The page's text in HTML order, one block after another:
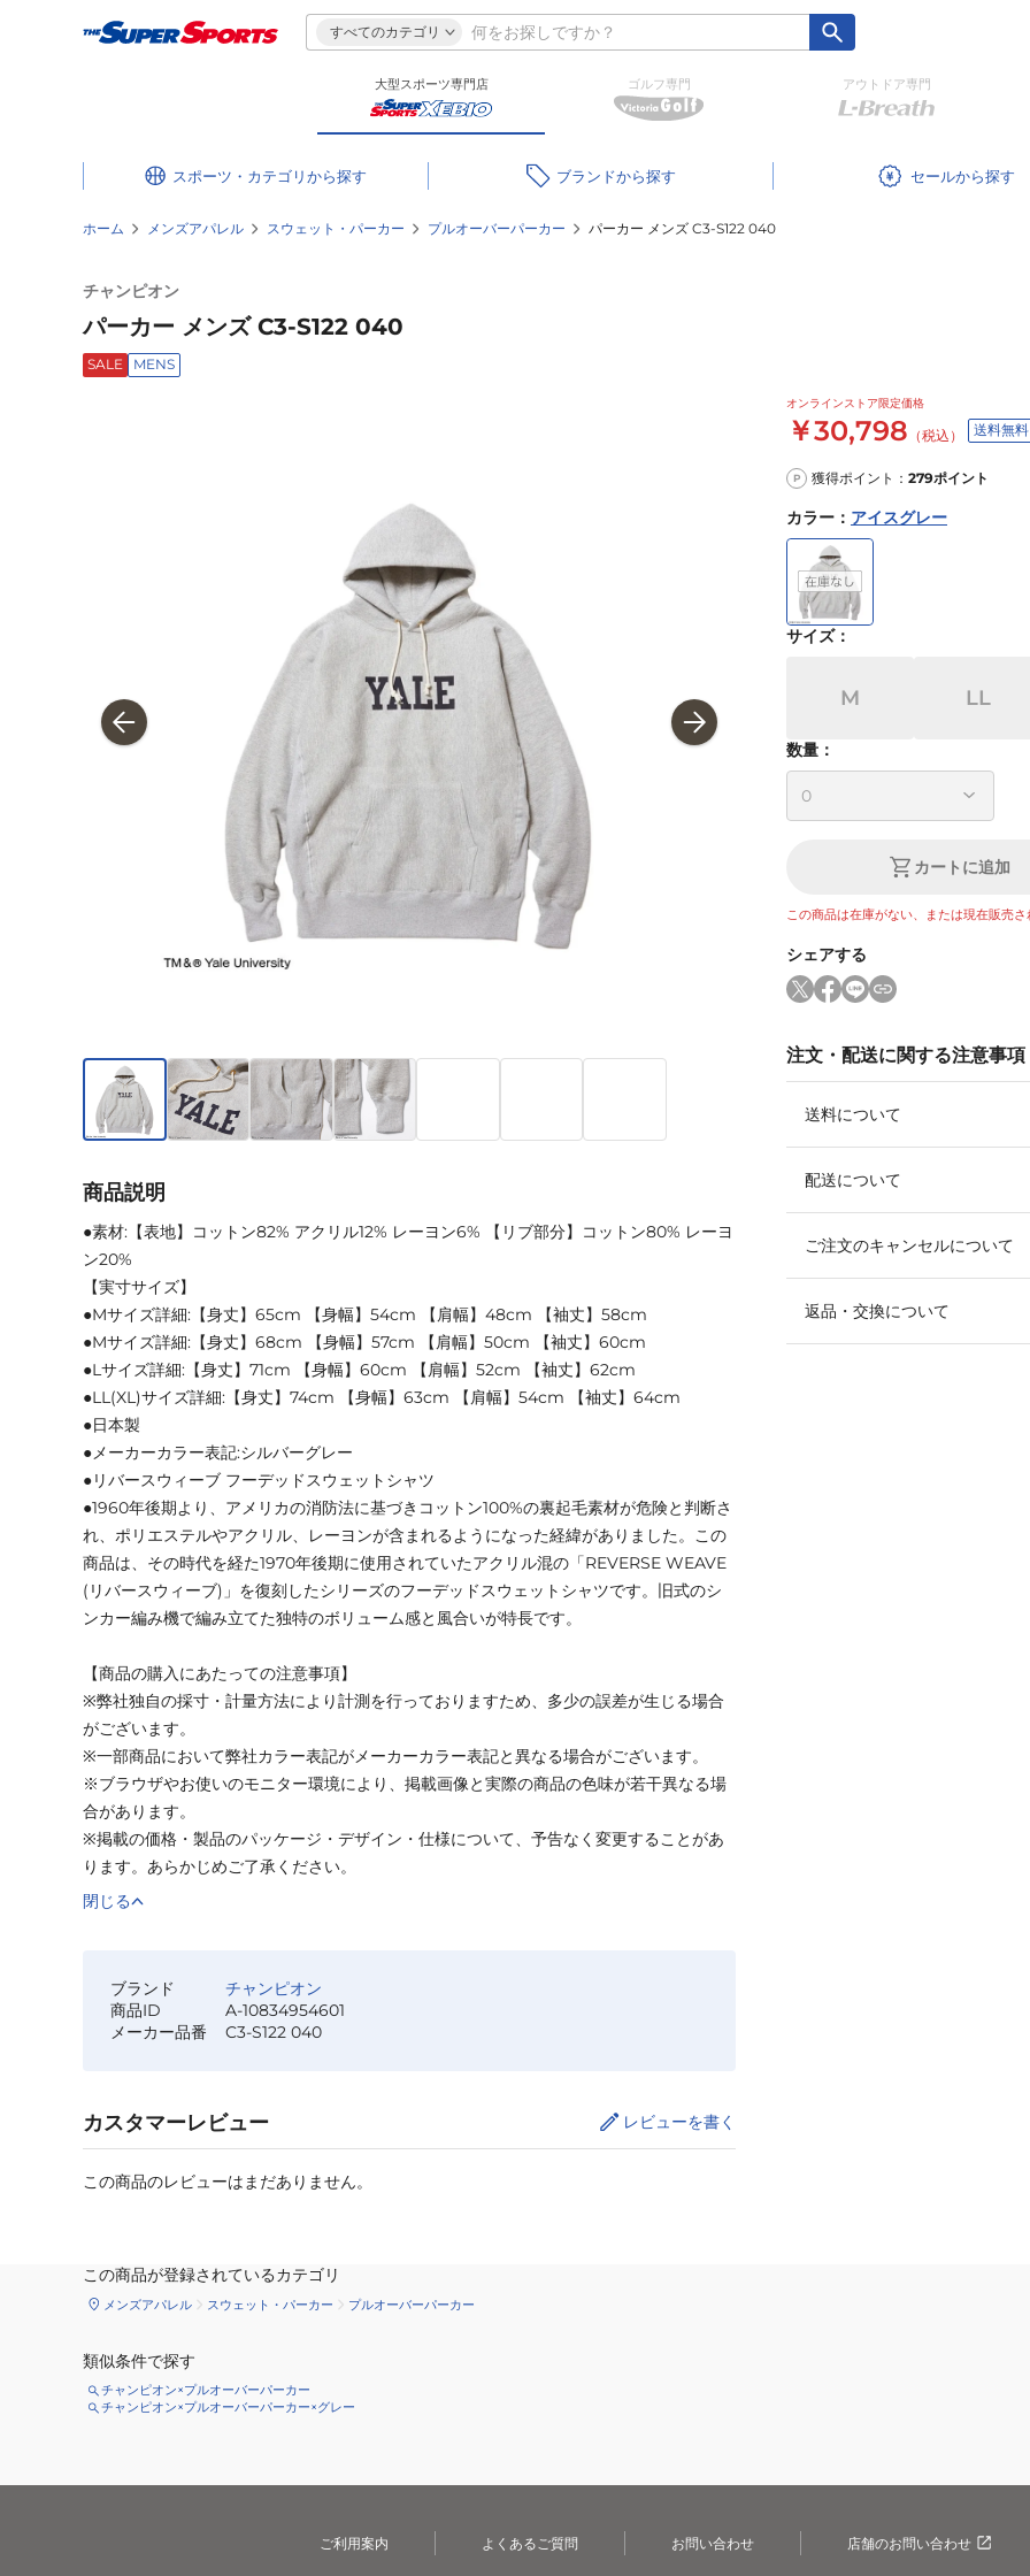
すべてのカテゴリ
大型スポーツ専門店 ゴルフ専門 アウトドア専門
スポーツ・カテゴリ ブランド セール
ホーム メンズアパレル スウェット・パーカー プルオーバーパーカー パーカー メンズ C3-S122 040
チャンピオン
パーカー メンズ C3-S122 040
SALE MENS
オンラインストア限定価格
￥30,798 （税込） 送料無料
P 獲得ポイント： 279ポイント
カラー ： アイスグレー
サイズ：
M LL
数量：
カートに追加
この商品は在庫がない、または現在販売さ
シェアする
注文・配送に関する注意事項
送料について
配送について
ご注文のキャンセルについて
返品・交換について
商品説明
●素材:【表地】コットン82% アクリル12% レーヨン6% 【リブ部分】コットン80% レーヨ
ン20%
【実寸サイズ】
●Mサイズ詳細:【身丈】65cm 【身幅】54cm 【肩幅】48cm 【袖丈】58cm
●Mサイズ詳細:【身丈】68cm 【身幅】57cm 【肩幅】50cm 【袖丈】60cm
●Lサイズ詳細:【身丈】71cm 【身幅】60cm 【肩幅】52cm 【袖丈】62cm
●LL(XL)サイズ詳細:【身丈】74cm 【身幅】63cm 【肩幅】54cm 【袖丈】64cm
●日本製
●メーカーカラー表記:シルバーグレー
●リバースウィーブ フーデッドスウェットシャツ
●1960年後期より、アメリカの消防法に基づきコットン100%の裏起毛素材が危険と判断さ
れ、ポリエステルやアクリル、レーヨンが含まれるようになった経緯がありました。この
商品は、その時代を経た1970年後期に使用されていたアクリル混の「REVERSE WEAVE
(リバースウィーブ)」を復刻したシリーズのフーデッドスウェットシャツです。旧式のシ
ンカー編み機で編み立てた独特のボリューム感と風合いが特長です。
【商品の購入にあたっての注意事項】
※弊社独自の採寸・計量方法により計測を行っておりますため、多少の誤差が生じる場合
がございます。
※一部商品において弊社カラー表記がメーカーカラー表記と異なる場合がございます。
※ブラウザやお使いのモニター環境により、掲載画像と実際の商品の色味が若干異なる場
合があります。
※掲載の価格・製品のパッケージ・デザイン・仕様について、予告なく変更することがあ
ります。あらかじめご了承ください。
閉じる
ブランド
チャンピオン
商品ID
A-10834954601
メーカー品番
C3-S122 040
カスタマーレビュー レビューを書く
この商品のレビューはまだありません。
この商品が登録されているカテゴリ
メンズアパレル スウェット・パーカー プルオーバーパーカー
類似条件で探す
チャンピオン×プルオーバーパーカー
チャンピオン×プルオーバーパーカー×グレー
ご利用案内 よくあるご質問 お問い合わせ 店舗のお問い合わせ